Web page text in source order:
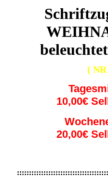
( NR
10,00€
20,00€